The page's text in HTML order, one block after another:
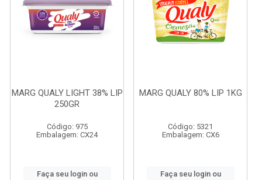
MARG QUALY LIGHT 38% LIP
250GR
Código: 975
Embalagem: CX24
Faça seu login ou
MARG QUALY 80% LIP 1KG
Código: 5321
Embalagem: CX6
Faça seu login ou